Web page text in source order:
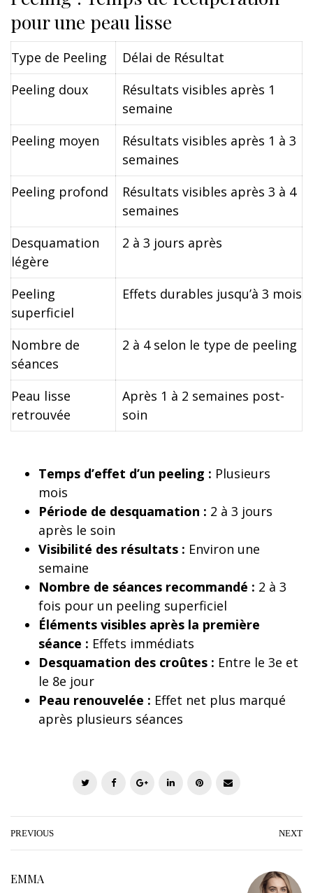
pour une peau lisse
Type de Peeling
Délai de Résultat
Peeling doux
Résultats visibles après 1
semaine
Peeling moyen
Résultats visibles après 1 à 3
semaines
Peeling profond
Résultats visibles après 3 à 4
semaines
Desquamation
légère
2 à 3 jours après
Peeling
superficiel
Effets durables jusqu’à 3 mois
Nombre de
séances
2 à 4 selon le type de peeling
Peau lisse
retrouvée
Après 1 à 2 semaines post-
soin
Temps d’effet d’un peeling : Plusieurs
mois
Période de desquamation : 2 à 3 jours
après le soin
Visibilité des résultats : Environ une
semaine
Nombre de séances recommandé : 2 à 3
fois pour un peeling superficiel
Éléments visibles après la première
séance : Effets immédiats
Desquamation des croûtes : Entre le 3e et
le 8e jour
Peau renouvelée : Effet net plus marqué
après plusieurs séances
i
t
c
b
o
l
n
e
n
e
a
l
PREVIOUS NEXT
EMMA